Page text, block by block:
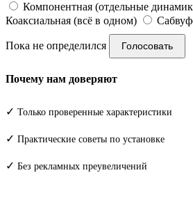
Компонентная (отдельные
Коаксиальная (всё в одном)
Пока не определился Голосовать
Почему нам доверяют
✓ Только проверенные характеристики
✓ Практические советы по установке
✓ Без рекламных преувеличений